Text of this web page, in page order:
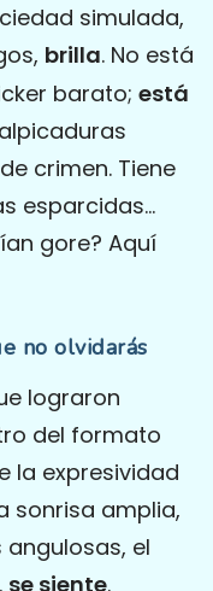
simulada,
brilla. No está
barato; está
crimen. Tiene
esparcidas…
gore? Aquí
no olvidarás
lograron
del formato
la expresividad
sonrisa amplia,
el
se siente.